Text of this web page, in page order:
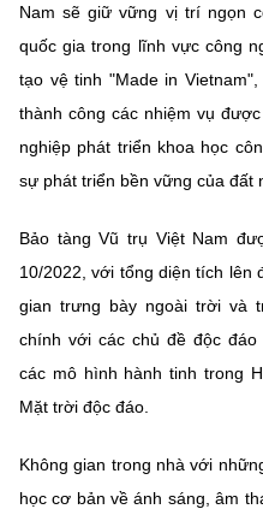
Nam sẽ giữ vững vị trí ngọn
quốc gia trong lĩnh vực công
tạo vệ tinh "Made in
thành công các nhiệm vụ
nghiệp phát triển khoa học
sự phát triển bền vững của đất
Bảo tàng Vũ trụ Việt Nam
10/2022, với tổng diện tích lên
gian trưng bày ngoài trời và
chính với các chủ đề độc
các mô hình hành tinh trong
Mặt trời độc đáo.
Không gian trong nhà với
học cơ bản về ánh sáng, âm